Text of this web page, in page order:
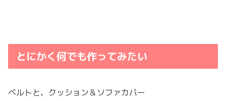
とにかく何でも作ってみたい
ベルトと、クッション＆ソファカバー